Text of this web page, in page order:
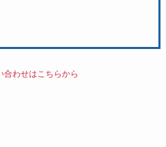
合わせはこちらから